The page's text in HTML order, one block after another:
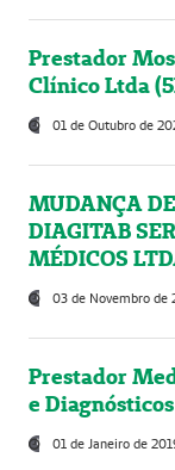
Prestador
Clínico Ltda
01 de Outubro de
MUDANÇA
DIAGITAB
MÉDICOS
03 de Novembro de
Prestador
e
01 de Janeiro de